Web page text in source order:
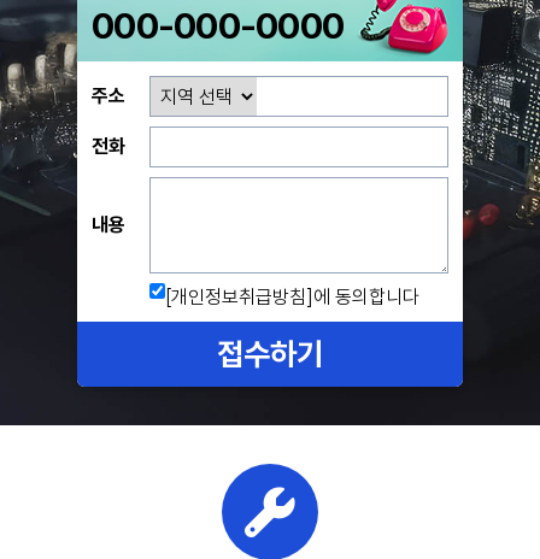
000-000-0000
주소
전화
내용
[개인정보취급방침] 에 동의합니다
접수하기